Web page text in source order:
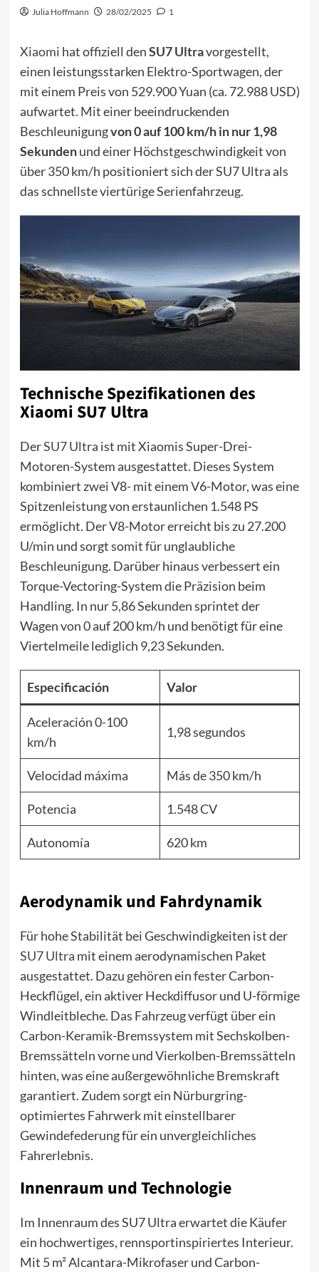
Julia Hoffmann 28/02/2025 1
Xiaomi hat offiziell denSU7 Ultravorgestellt,
einen leistungsstarken Elektro-Sportwagen, der
mit einem Preis von 529.900 Yuan (ca. 72.988 USD)
aufwartet. Mit einer beeindruckenden
Beschleunigungvon 0 auf 100 km/h in nur 1,98
Sekundenund einer Höchstgeschwindigkeit von
über 350 km/h positioniert sich der SU7 Ultra als
das schnellste viertürige Serienfahrzeug.
Technische Spezifikationen des
Xiaomi SU7 Ultra
DerSU7 Ultra ist mit Xiaomis Super-Drei-
Motoren-System ausgestattet. Dieses System
kombiniert zwei V8- mit einem V6-Motor, was eine
Spitzenleistung von erstaunlichen 1.548 PS
ermöglicht. Der V8-Motor erreicht bis zu 27.200
U/min und sorgt somit für unglaubliche
Beschleunigung. Darüber hinaus verbessert ein
Torque-Vectoring-System die Präzision beim
Handling. In nur 5,86 Sekunden sprintet der
Wagen von 0 auf 200 km/h und benötigt für eine
Viertelmeile lediglich 9,23 Sekunden.
Especificación Valor
Aceleración 0-100
km/h
1,98 segundos
Velocidad máxima Más de 350 km/h
Potencia 1.548 CV
Autonomía 620 km
Aerodynamik und Fahrdynamik
Für hohe Stabilität bei Geschwindigkeiten ist der
SU7 Ultra mit einem aerodynamischen Paket
ausgestattet. Dazu gehören ein fester Carbon-
Heckflügel, ein aktiver Heckdiffusor und U-förmige
Windleitbleche. Das Fahrzeug verfügt über ein
Carbon-Keramik-Bremssystem mit Sechskolben-
Bremssätteln vorne und Vierkolben-Bremssätteln
hinten, was eine außergewöhnliche Bremskraft
garantiert. Zudem sorgt ein Nürburgring-
optimiertes Fahrwerk mit einstellbarer
Gewindefederung für ein unvergleichliches
Fahrerlebnis.
Innenraum und Technologie
Im Innenraum des SU7 Ultra erwartet die Käufer
ein hochwertiges, rennsportinspiriertes Interieur.
Mit 5 m² Alcantara-Mikrofaser und Carbon-